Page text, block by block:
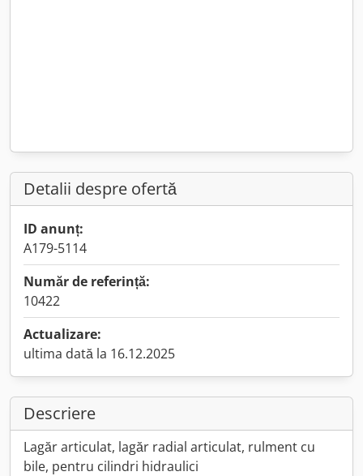
Detalii despre ofertă
ID anunț:
A179-5114
Număr de referință:
10422
Actualizare:
ultima dată la 16.12.2025
Descriere
Lagăr articulat, lagăr radial articulat, rulment cu
bile, pentru cilindri hidraulici